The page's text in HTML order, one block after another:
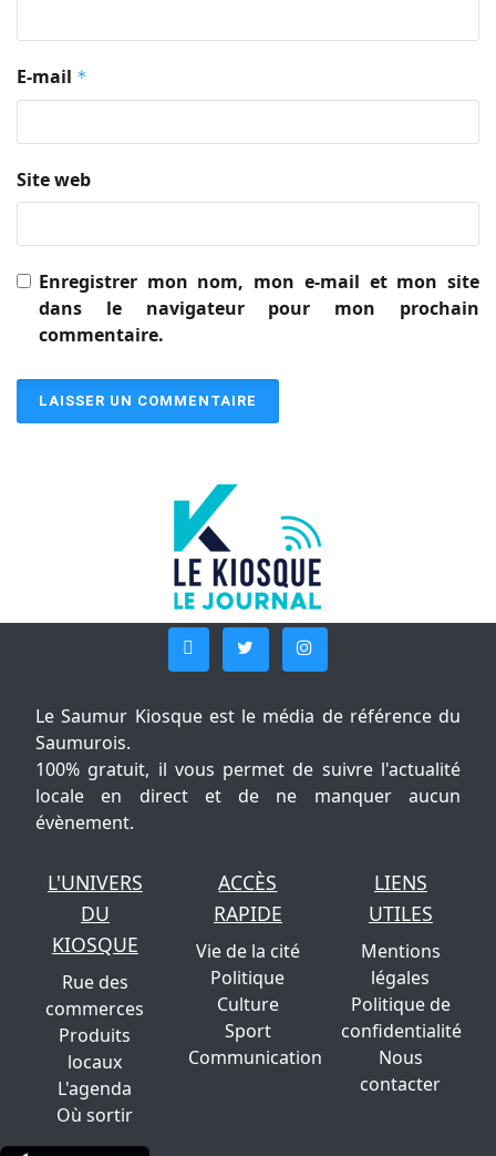
E-mail *
Site web
Enregistrer mon nom, mon e-mail et mon site
dans le navigateur pour mon prochain
commentaire.
Le Saumur Kiosque est le média de référence du
Saumurois.
100% gratuit, il vous permet de suivre l'actualité
locale en direct et de ne manquer aucun
évènement.
L'UNIVERS
DU
KIOSQUE
Rue des
commerces
Produits
locaux
L'agenda
Où sortir
ACCÈS
RAPIDE
Vie de la cité
Politique
Culture
Sport
Communication
LIENS
UTILES
Mentions
légales
Politique de
confidentialité
Nous
contacter